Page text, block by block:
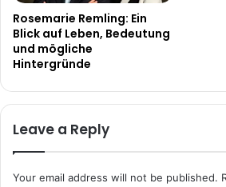
Rosemarie Remling: Ein
Blick auf Leben, Bedeutung
und mögliche
Hintergründe
Leave a Reply
Your email address will not be published.